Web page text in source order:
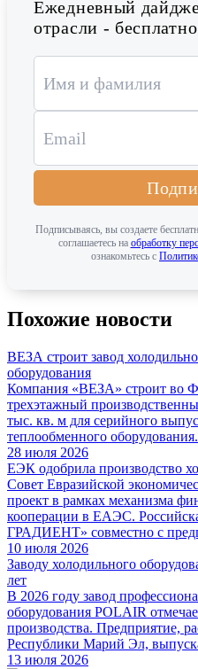
Ежедневный
отрасли - бесплатно
Подписываясь, вы создаете
соглашаетесь на обработку
ознакомьтесь с
Похожие новости
ВЕЗА строит завод
оборудования
Компания «ВЕЗА» строит во
трехэтажный
тыс. кв. м для серийного
теплообменного
28 июля 2026
ЕЭК одобрила производство
Совет Евразийской
проект в рамках механизма
кооперации в ЕАЭС.
ГРАДИЕНТ» совместно с
10 июля 2026
Заводу холодильного
лет
В 2026 году завод
оборудования POLAIR
производства. Предприятие,
Республики Марий Эл,
13 июля 2026